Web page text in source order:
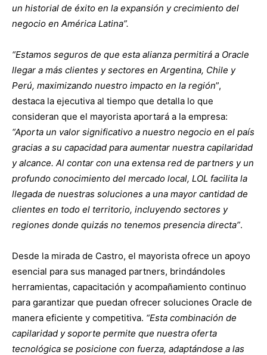
un historial de éxito en la expansión y crecimiento del
negocio en América Latina”.
“Estamos seguros de que esta alianza permitirá a Oracle
llegar a más clientes y sectores en Argentina, Chile y
Perú, maximizando nuestro impacto en la región”,
destaca la ejecutiva al tiempo que detalla lo que
consideran que el mayorista aportará a la empresa:
“Aporta un valor significativo a nuestro negocio en el país
gracias a su capacidad para aumentar nuestra capilaridad
y alcance. Al contar con una extensa red de partners y un
profundo conocimiento del mercado local, LOL facilita la
llegada de nuestras soluciones a una mayor cantidad de
clientes en todo el territorio, incluyendo sectores y
regiones donde quizás no tenemos presencia directa”.
Desde la mirada de Castro, el mayorista ofrece un apoyo
esencial para sus managed partners, brindándoles
herramientas, capacitación y acompañamiento continuo
para garantizar que puedan ofrecer soluciones Oracle de
manera eficiente y competitiva. “Esta combinación de
capilaridad y soporte permite que nuestra oferta
tecnológica se posicione con fuerza, adaptándose a las